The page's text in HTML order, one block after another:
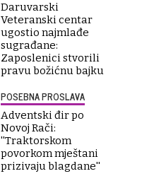
Daruvarski
Veteranski centar
ugostio najmlađe
sugrađane:
Zaposlenici stvorili
pravu božićnu bajku
POSEBNA PROSLAVA
Adventski đir po
Novoj Rači:
''Traktorskom
povorkom mještani
prizivaju blagdane''